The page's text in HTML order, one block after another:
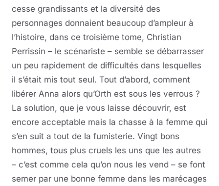
cesse grandissants et la diversité des
personnages donnaient beaucoup d’ampleur à
l’histoire, dans ce troisième tome, Christian
Perrissin – le scénariste – semble se débarrasser
un peu rapidement de difficultés dans lesquelles
il s’était mis tout seul. Tout d’abord, comment
libérer Anna alors qu’Orth est sous les verrous ?
La solution, que je vous laisse découvrir, est
encore acceptable mais la chasse à la femme qui
s’en suit a tout de la fumisterie. Vingt bons
hommes, tous plus cruels les uns que les autres
– c’est comme cela qu’on nous les vend – se font
semer par une bonne femme dans les marécages